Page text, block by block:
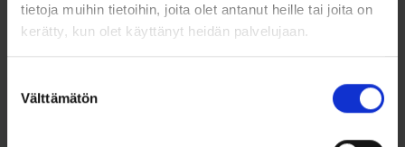
tietoja muihin tietoihin, joita olet antanut heille tai joita on
kerätty, kun olet käyttänyt heidän palvelujaan.
valinta
Välttämätön
Valitun kaltaisia tuotteita ei löytynyt.